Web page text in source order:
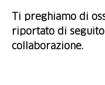
Ti preghiamo di
riportato di
collaborazione.